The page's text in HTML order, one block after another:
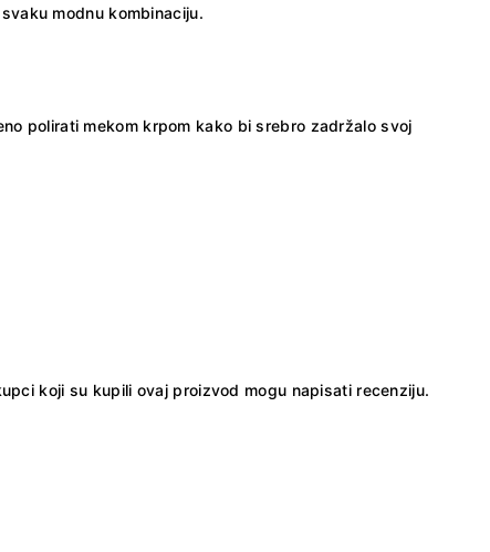
modnu kombinaciju.
polirati mekom krpom kako bi srebro zadržalo svoj
koji su kupili ovaj proizvod mogu napisati recenziju.